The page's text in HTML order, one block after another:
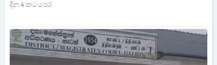
දින 4 කට පෙර